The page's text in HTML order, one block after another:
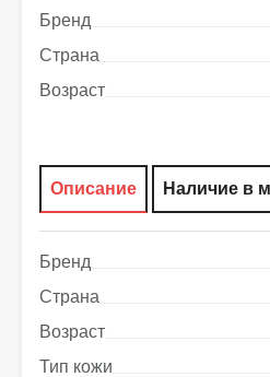
Бренд
Страна
Возраст
Описание Наличие в
Бренд
Страна
Возраст
Тип кожи